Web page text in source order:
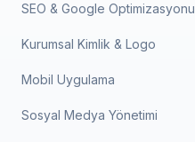
SEO & Google Optimizasyonu
Kurumsal Kimlik & Logo
Mobil Uygulama
Sosyal Medya Yönetimi